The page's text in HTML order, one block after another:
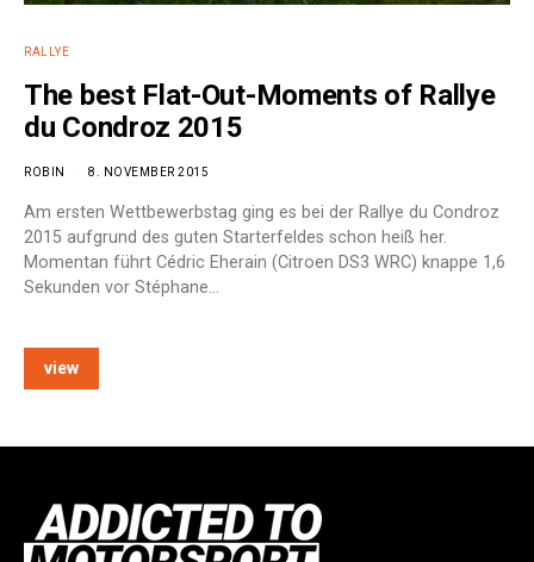
RALLYE
The best Flat-Out-Moments of Rallye
du Condroz 2015
ROBIN 8. NOVEMBER 2015
Am ersten Wettbewerbstag ging es bei der Rallye du Condroz
2015 aufgrund des guten Starterfeldes schon heiß her.
Momentan führt Cédric Eherain (Citroen DS3 WRC) knappe 1,6
Sekunden vor Stéphane…
view